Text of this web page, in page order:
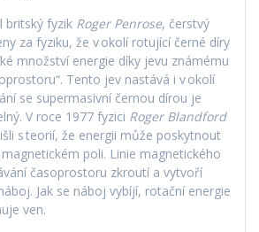
britský fyzik Roger Penrose, čerstvý
za fyziku, že v okolí rotující černé díry
množství energie díky jevu známému
Tento jev nastává i v okolí
se supermasivní černou dírou je
V roce 1977 fyzici Roger Blandford
s teorií, že energii může poskytnout
poli. Linie magnetického
časoprostoru zkroutí a vytvoří
Jak se náboj vybíjí, rotační energie
ven.